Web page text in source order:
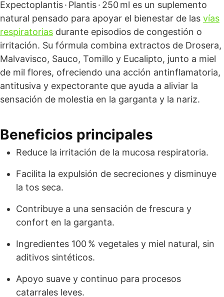
Expectoplantis · Plantis · 250 ml es un suplemento
natural pensado para apoyar el bienestar de las vías
respiratorias durante episodios de congestión o
irritación. Su fórmula combina extractos de Drosera,
Malvavisco, Sauco, Tomillo y Eucalipto, junto a miel
de mil flores, ofreciendo una acción antinflamatoria,
antitusiva y expectorante que ayuda a aliviar la
sensación de molestia en la garganta y la nariz.
Beneficios principales
Reduce la irritación de la mucosa respiratoria.
Facilita la expulsión de secreciones y disminuye
la tos seca.
Contribuye a una sensación de frescura y
confort en la garganta.
Ingredientes 100 % vegetales y miel natural, sin
aditivos sintéticos.
Apoyo suave y continuo para procesos
catarrales leves.